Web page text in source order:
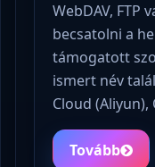
WebDAV, FTP
becsatolni a
támogatott
ismert név
Cloud
Tovább